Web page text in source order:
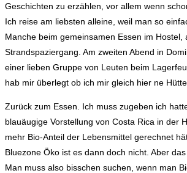
Geschichten zu erzählen, vor allem wenn
Ich reise am liebsten alleine, weil man so
Manche beim gemeinsamen Essen im Hostel,
Strandspaziergang. Am zweiten Abend in
einer lieben Gruppe von Leuten beim
hab mir überlegt ob ich mir gleich hier ne
Zurück zum Essen. Ich muss zugeben ich
blauäugige Vorstellung von Costa Rica in der
mehr Bio-Anteil der Lebensmittel gerechnet
Bluezone Öko ist es dann doch nicht. Aber das
Man muss also bisschen suchen, wenn man